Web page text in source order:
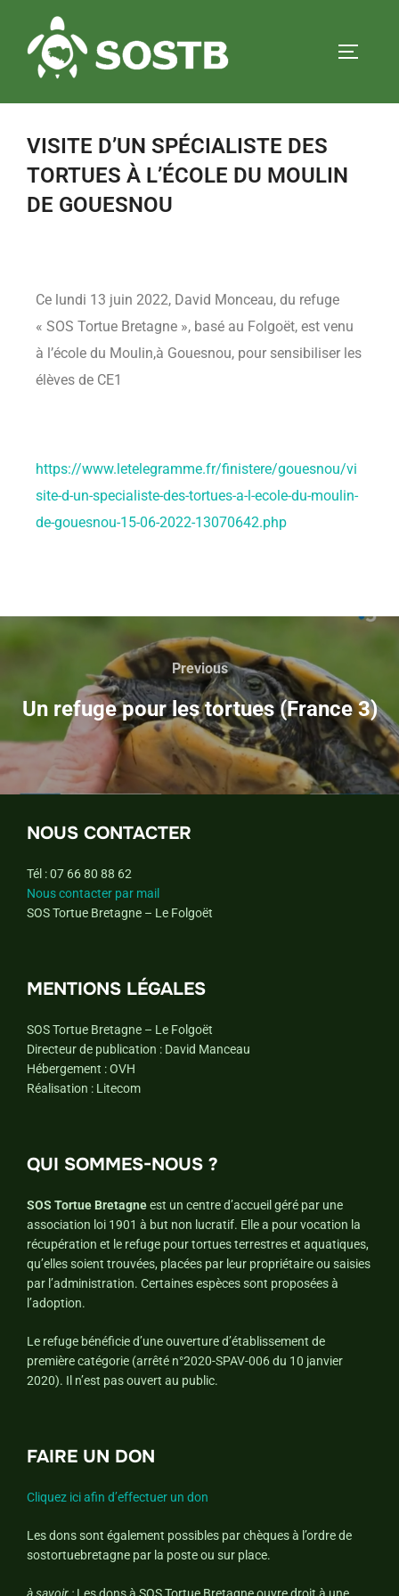
VISITE D’UN SPÉCIALISTE DES
TORTUES À L’ÉCOLE DU MOULIN
DE GOUESNOU
Ce lundi 13 juin 2022, David Monceau, du refuge
« SOS Tortue Bretagne », basé au Folgoët, est venu
à l’école du Moulin,à Gouesnou, pour sensibiliser les
élèves de CE1
https://www.letelegramme.fr/finistere/gouesnou/vi
site-d-un-specialiste-des-tortues-a-l-ecole-du-moulin-
de-gouesnou-15-06-2022-13070642.php
Previous
Un refuge pour les tortues (France 3)
NOUS CONTACTER
Tél : 07 66 80 88 62
Nous contacter par mail
SOS Tortue Bretagne – Le Folgoët
MENTIONS LÉGALES
SOS Tortue Bretagne – Le Folgoët
Directeur de publication : David Manceau
Hébergement : OVH
Réalisation : Litecom
QUI SOMMES-NOUS ?
SOS Tortue Bretagneest un centre d’accueil géré par une
association loi 1901 à but non lucratif. Elle a pour vocation la
récupération et le refuge pour tortues terrestres et aquatiques,
qu’elles soient trouvées, placées par leur propriétaire ou saisies
par l’administration. Certaines espèces sont proposées à
l’adoption.
Le refuge bénéficie d’une ouverture d’établissement de
première catégorie (arrêté n°2020-SPAV-006 du 10 janvier
2020). Il n’est pas ouvert au public.
FAIRE UN DON
Cliquez ici afin d’effectuer un don
Les dons sont également possibles par chèques à l’ordre de
sostortuebretagne par la poste ou sur place.